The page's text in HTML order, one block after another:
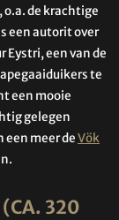
de krachtige
een autorit over
Eystri, een van de
te
een mooie
gelegen
een meer deVök
(CA. 320